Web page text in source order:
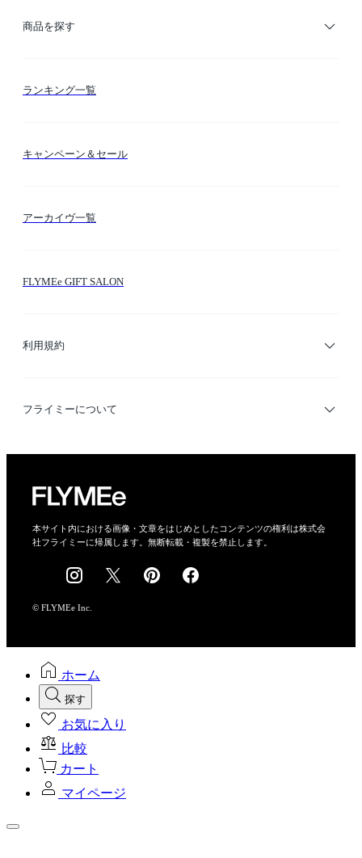
ご利用ガイド
商品を探す
カテゴリー検索
ランキング一覧
キャンペーン＆セール
アーカイヴ一覧
FLYMEe GIFT SALON
利用規約
利用規約
フライミーについて
会社概要
採用情報
本サイト内における画像・文章をはじめとしたコンテンツの権利は株式会
社フライミーに帰属します。無断転載・複製を禁止します。
© FLYMEe Inc.
ホーム
探す
お気に入り
比較
カート
マイページ